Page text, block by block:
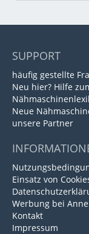
SUPPORT
häufig gestellte
Neu hier? Hilfe
Neue
unsere Partner
Einsatz von
Werbung bei Anne
Kontakt
Impressum